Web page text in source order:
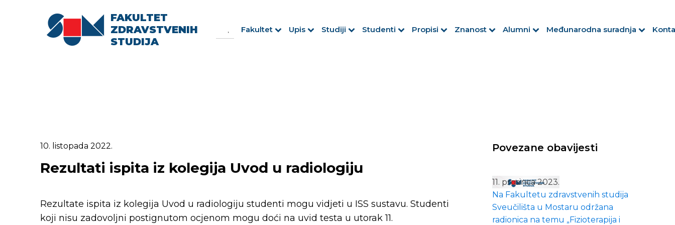
FAKULTET
ZDRAVSTVENIH
STUDIJA
for:
Fakultet Upis Studiji Studenti Propisi Znanost Alumni Međunarodna suradnja
10. listopada 2022.
Rezultati ispita iz kolegija Uvod u radiologiju
Rezultate ispita iz kolegija Uvod u radiologiju studenti mogu vidjeti u ISS sustavu. Studenti
koji nisu zadovoljni postignutom ocjenom mogu doći na uvid testa u utorak 11.
Povezane obavijesti
11. prosinca 2023.
Na Fakultetu zdravstvenih studija
Sveučilišta u Mostaru održana
radionica na temu „Fizioterapija i